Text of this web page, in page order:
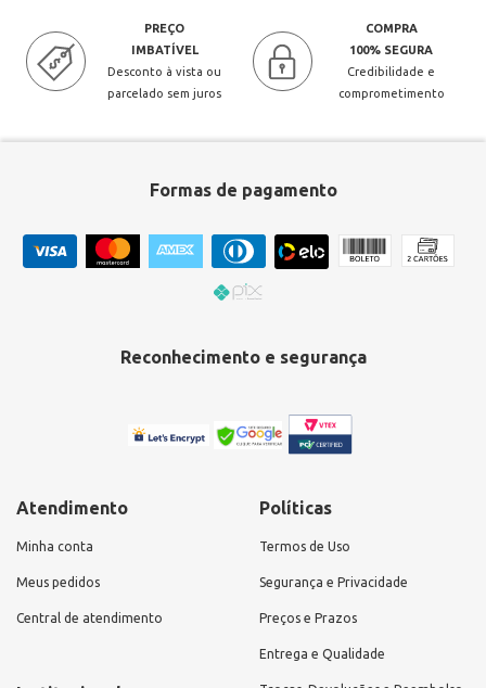
PREÇO
IMBATÍVEL
Desconto à vista ou
parcelado sem juros
COMPRA
100% SEGURA
Credibilidade e
comprometimento
Formas de pagamento
Reconhecimento e segurança
Atendimento
Minha conta
Meus pedidos
Central de atendimento
Políticas
Termos de Uso
Segurança e Privacidade
Preços e Prazos
Entrega e Qualidade